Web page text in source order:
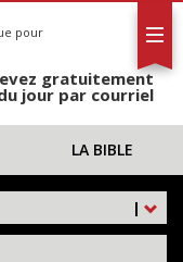
pour
gratuitement
jour par courriel
LA BIBLE
|